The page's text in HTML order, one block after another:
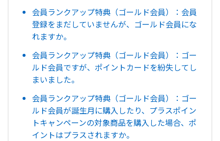
会員ランクアップ特典（ゴールド会員）：会員
登録をまだしていませんが、ゴールド会員にな
れますか。
会員ランクアップ特典（ゴールド会員）：ゴー
ルド会員ですが、ポイントカードを紛失してし
まいました。
会員ランクアップ特典（ゴールド会員）：ゴー
ルド会員が誕生月に購入したり、プラスポイン
トキャンペーンの対象商品を購入した場合、ポ
イントはプラスされますか。